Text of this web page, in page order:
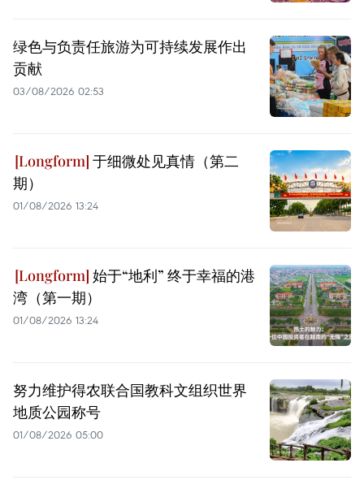
绿色与负责任旅游为可持续发展作出
贡献
03/08/2026 02:53
于细微处见真情（第二
期）
01/08/2026 13:24
始于“地利” 终于幸福的港
湾（第一期）
01/08/2026 13:24
努力维护得农联合国教科文组织世界
地质公园称号
01/08/2026 05:00